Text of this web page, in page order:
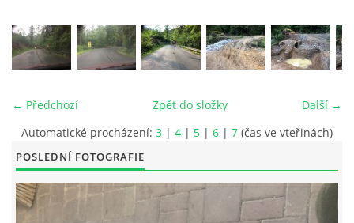
© 2026 eStránky.cz |RSS|Tisk|Aktualizováno: 26. 6. 2026|Nahoru ↑
← Předchozí Další →
Zpět do složky
Automatické procházení: 3 | 4 | 5 | 6 | 7 (čas ve vteřinách)
POSLEDNÍ FOTOGRAFIE